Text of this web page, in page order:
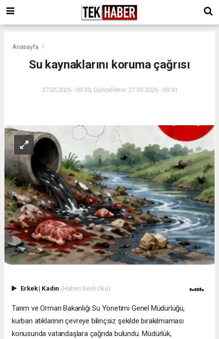
Anasayfa
Su kaynaklarını koruma çağrısı
27.05.2026 - 09:30, Güncelleme: 27.05.2026 - 09:30
Erkek| Kadın (Haberi Sesli Oku)
Tarım ve Orman Bakanlığı Su Yönetimi Genel Müdürlüğü,
kurban atıklarının çevreye bilinçsiz şekilde bırakılmaması
konusunda vatandaşlara çağrıda bulundu. Müdürlük,